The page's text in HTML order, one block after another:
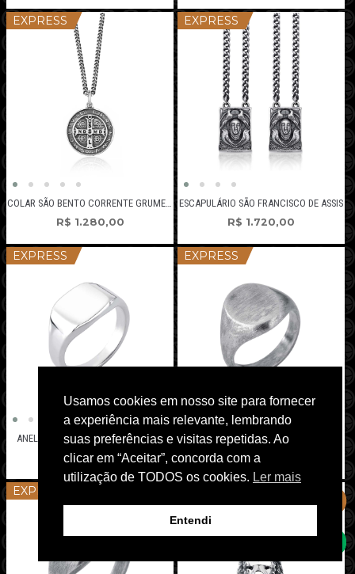
EXPRESS
R$ 1.280,00
EXPRESS
ESCAPULÁRIO SÃO FRANCISCO DE ASSIS
R$ 1.720,00
EXPRESS
ANEL DE SINETE QUADRADO POLIDO
R$890,00
EXPRESS
ANEL DE SINETE OVAL OXIDADO
R$890,00
EXPRESS
Usamos cookies em nosso site para fornecer
a experiência mais relevante, lembrando
suas preferências e visitas repetidas. Ao
clicar em “Aceitar”, concorda com a
utilização de TODOS os cookies. Ler mais
Entendi